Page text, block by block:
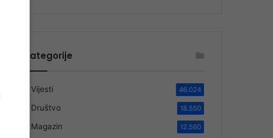
Kategorije
Vijesti 46.024
Društvo 18.550
Magazin 12.560